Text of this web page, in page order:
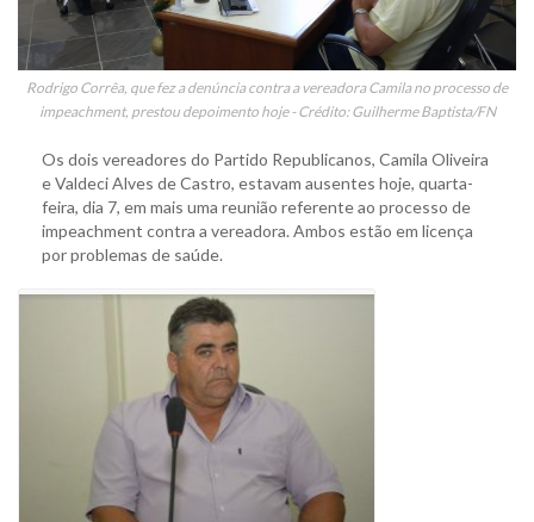
Rodrigo Corrêa, que fez a denúncia contra a vereadora Camila no processo de
impeachment, prestou depoimento hoje - Crédito: Guilherme Baptista/FN
Os dois vereadores do Partido Republicanos, Camila Oliveira
e Valdeci Alves de Castro, estavam ausentes hoje, quarta-
feira, dia 7, em mais uma reunião referente ao processo de
impeachment contra a vereadora. Ambos estão em licença
por problemas de saúde.